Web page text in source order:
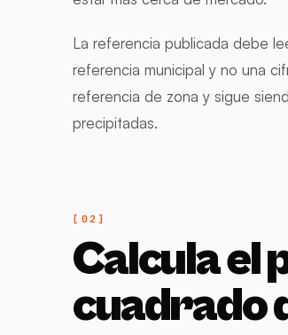
La referencia publicada debe
referencia municipal y no una
referencia de zona y sigue
precipitadas.
Calcula el
cuadrado